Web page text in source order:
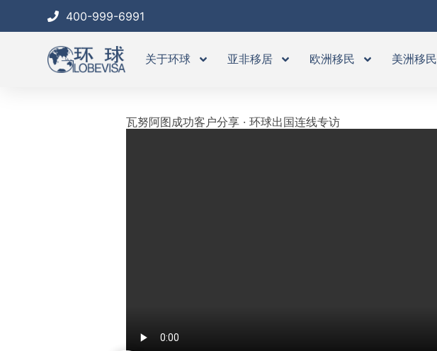
400-999-6991
关于环球 亚非移居 欧洲移民 美洲移民
瓦努阿图成功客户分享 · 环球出国连线专访